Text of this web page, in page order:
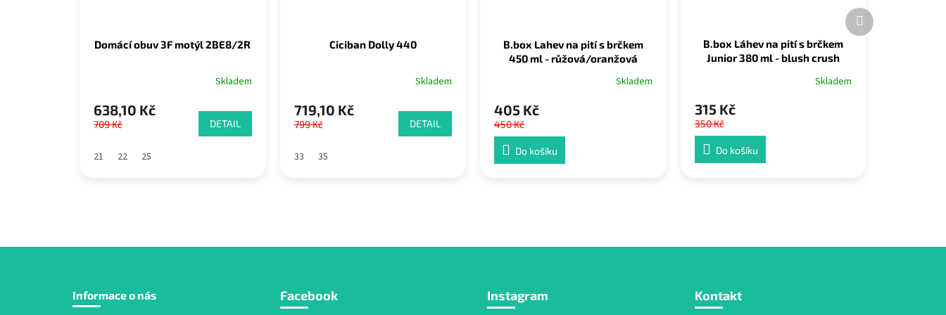
Domácí obuv 3F motýl 2BE8/2R
Skladem
638,10 Kč
709 Kč DETAIL
21 22 25
Ciciban Dolly 440
Skladem
719,10 Kč
799 Kč DETAIL
33 35
B.box Lahev na pití s brčkem
450 ml - růžová/oranžová
Skladem
405 Kč
450 Kč
Do košíku
B.box Láhev na pití s brčkem
Junior 380 ml - blush crush
Skladem
315 Kč
350 Kč
Do košíku
Další
produkt
Informace o nás Facebook Instagram Kontakt